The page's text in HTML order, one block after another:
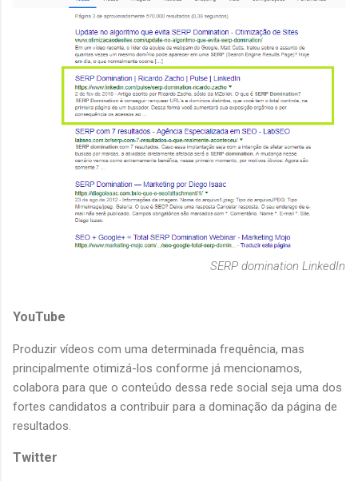
SERP domination LinkedIn
YouTube
Produzir vídeos com uma determinada frequência, mas
principalmente otimizá-los conforme já mencionamos,
colabora para que o conteúdo dessa rede social seja uma dos
fortes candidatos a contribuir para a dominação da página de
resultados.
Twitter